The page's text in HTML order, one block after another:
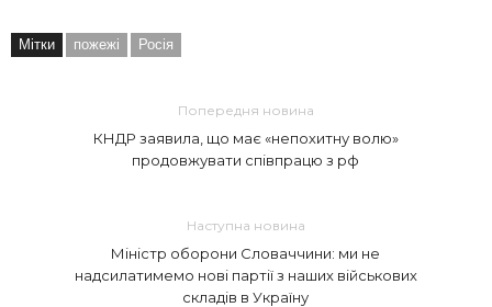
Мітки пожежі Росія
Попередня новина
КНДР заявила, що має «непохитну волю»
продовжувати співпрацю з рф
Наступна новина
Міністр оборони Словаччини: ми не
надсилатимемо нові партії з наших військових
складів в Україну